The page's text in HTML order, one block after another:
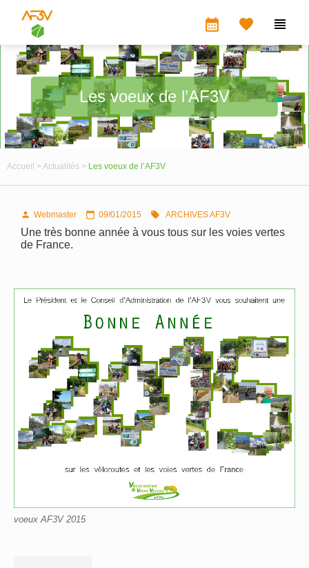
calendar_month  
Les voeux de l’AF3V
Accueil > Actualités > Les voeux de l’AF3V
 Webmaster  09/01/2015  ARCHIVES AF3V
Une très bonne année à vous tous sur les voies vertes
de France.
voeux AF3V 2015